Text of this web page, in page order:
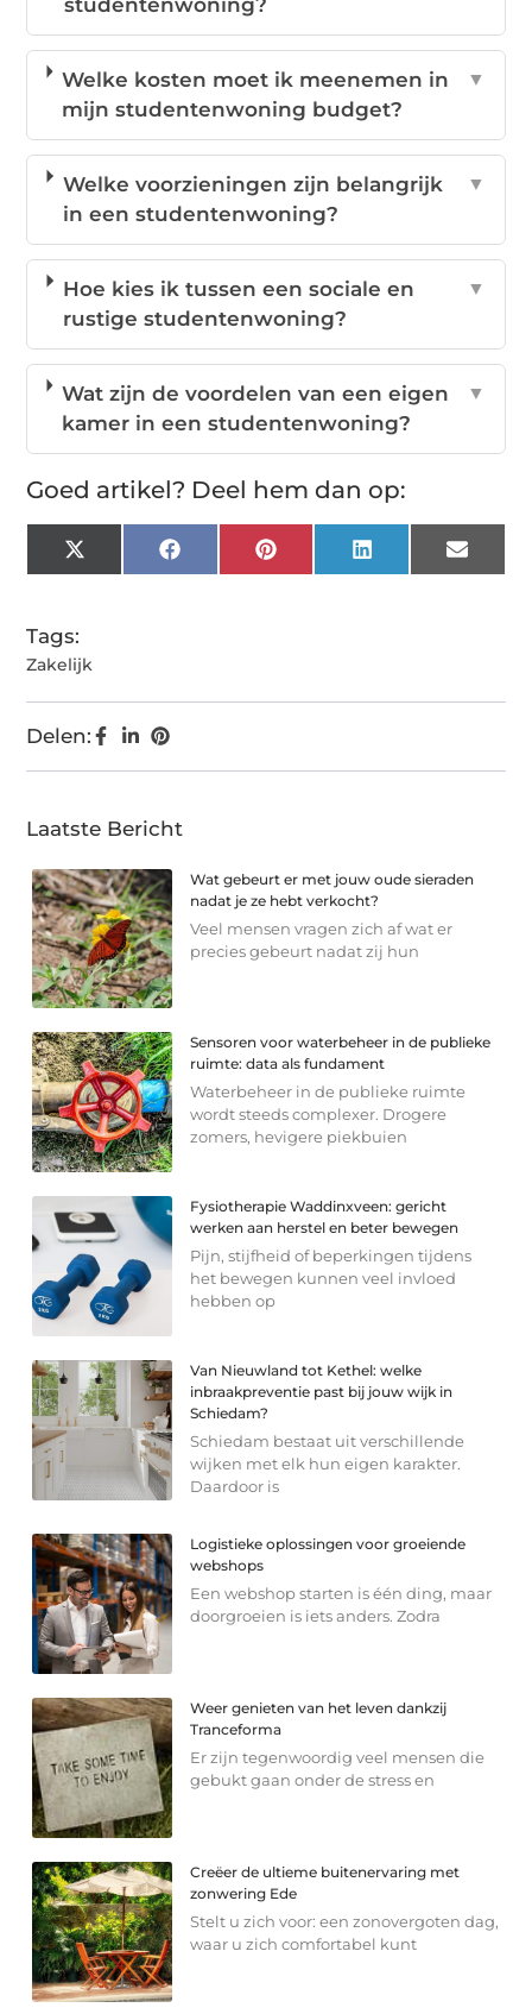
Welke kosten moet ik meenemen in
mijn studentenwoning budget?
▼
Welke voorzieningen zijn belangrijk
in een studentenwoning?
▼
Hoe kies ik tussen een sociale en
rustige studentenwoning?
▼
Wat zijn de voordelen van een eigen
kamer in een studentenwoning?
▼
Goed artikel? Deel hem dan op:
X
(Twitter)
FacebookPinterest LinkedIn Email
Tags:
Zakelijk
Delen:
Laatste Bericht
Wat gebeurt er met jouw oude sieraden
nadat je ze hebt verkocht?
Veel mensen vragen zich af wat er
precies gebeurt nadat zij hun
Sensoren voor waterbeheer in de publieke
ruimte: data als fundament
Waterbeheer in de publieke ruimte
wordt steeds complexer. Drogere
zomers, hevigere piekbuien
Fysiotherapie Waddinxveen: gericht
werken aan herstel en beter bewegen
Pijn, stijfheid of beperkingen tijdens
het bewegen kunnen veel invloed
hebben op
Van Nieuwland tot Kethel: welke
inbraakpreventie past bij jouw wijk in
Schiedam?
Schiedam bestaat uit verschillende
wijken met elk hun eigen karakter.
Daardoor is
Logistieke oplossingen voor groeiende
webshops
Een webshop starten is één ding, maar
doorgroeien is iets anders. Zodra
Weer genieten van het leven dankzij
Tranceforma
Er zijn tegenwoordig veel mensen die
gebukt gaan onder de stress en
Creëer de ultieme buitenervaring met
zonwering Ede
Stelt u zich voor: een zonovergoten dag,
waar u zich comfortabel kunt